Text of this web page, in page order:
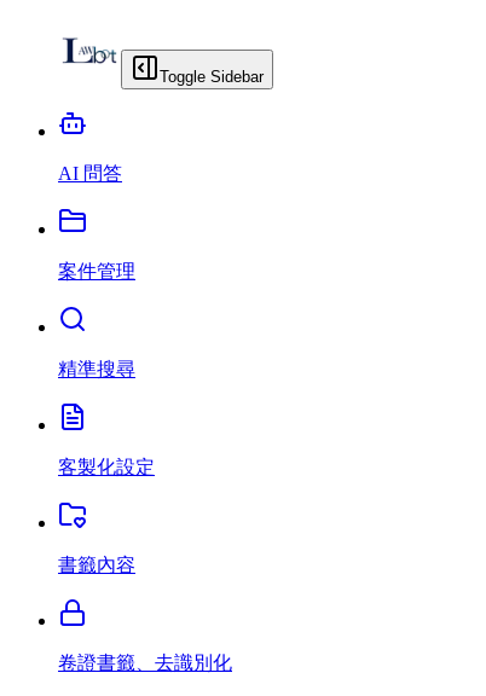
Toggle Sidebar
AI 問答
案件管理
精準搜尋
客製化設定
書籤內容
卷證書籤、去識別化